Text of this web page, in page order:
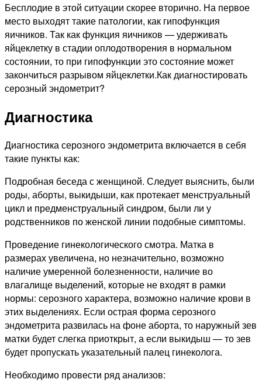
Бесплодие в этой ситуации скорее вторично. На первое
место выходят такие патологии, как гипофункция
яичников. Так как функция яичников — удерживать
яйцеклетку в стадии оплодотворения в нормальном
состоянии, то при гипофункции это состояние может
закончиться разрывом яйцеклетки.Как диагностировать
серозный эндометрит?
Диагностика
Диагностика серозного эндометрита включается в себя
такие пункты как:
Подробная беседа с женщиной. Следует выяснить, были
роды, аборты, выкидыши, как протекает менструальный
цикл и предменструальный синдром, были ли у
родственников по женской линии подобные симптомы.
Проведение гинекологического смотра. Матка в
размерах увеличена, но незначительно, возможно
наличие умеренной болезненности, наличие во
влагалище выделений, которые не входят в рамки
нормы: серозного характера, возможно наличие крови в
этих выделениях. Если острая форма серозного
эндометрита развилась на фоне аборта, то наружный зев
матки будет слегка приоткрыт, а если выкидыш — то зев
будет пропускать указательный палец гинеколога.
Необходимо провести ряд анализов: